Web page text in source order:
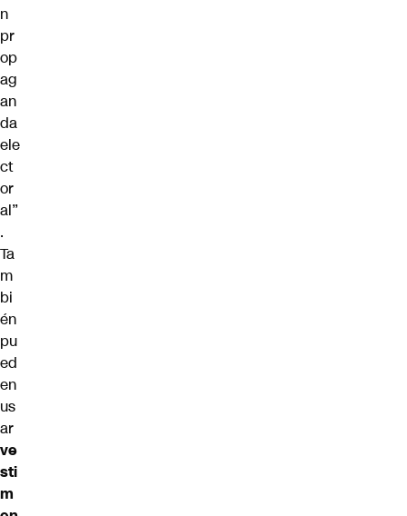
n
pr
op
ag
an
da
ele
ct
or
al”
.
Ta
m
bi
én
pu
ed
en
us
ar
ve
sti
m